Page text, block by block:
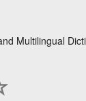
Multilingual